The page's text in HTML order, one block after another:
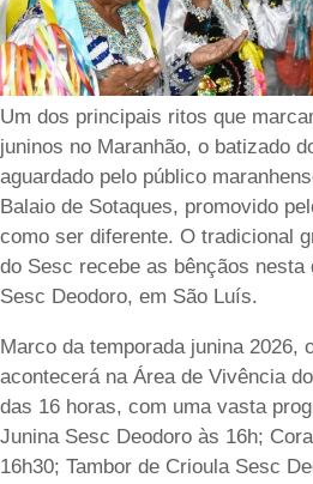
Um dos principais ritos que
juninos no Maranhão, o batizado
aguardado pelo público
Balaio de Sotaques, promovido
como ser diferente. O tradicional
do Sesc recebe as bênçãos nesta
Sesc Deodoro, em São Luís.
Marco da temporada junina 2026,
acontecerá na Área de Vivência
das 16 horas, com uma vasta
Junina Sesc Deodoro às 16h;
16h30; Tambor de Crioula Sesc